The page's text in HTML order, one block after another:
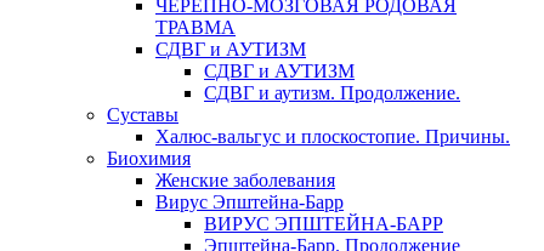
ЧЕРЕПНО-МОЗГОВАЯ РОДОВАЯ
ТРАВМА
СДВГ и АУТИЗМ
СДВГ и АУТИЗМ
СДВГ и аутизм. Продолжение.
Суставы
Халюс-вальгус и плоскостопие. Причины.
Биохимия
Женские заболевания
Вирус Эпштейна-Барр
ВИРУС ЭПШТЕЙНА-БАРР
Эпштейна-Барр. Продолжение